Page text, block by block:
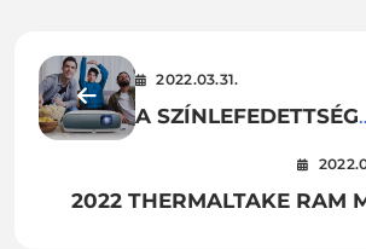
2022.03.31.
A SZÍNLEFEDETTSÉG
PROJEKTOROKNÁL
2022 THERMALTAKE RAM